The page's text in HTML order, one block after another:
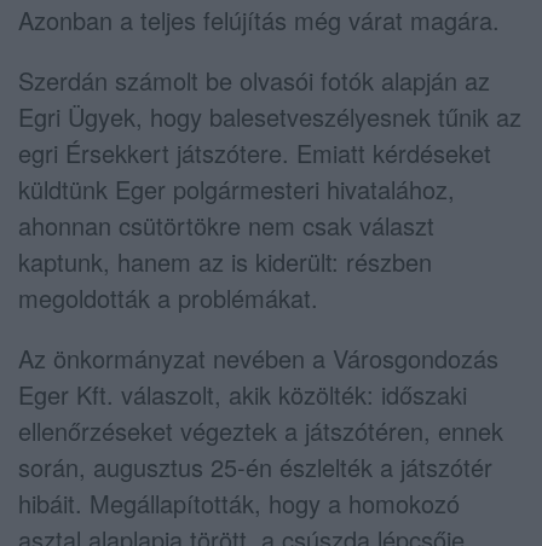
Azonban a teljes felújítás még várat magára.
Szerdán számolt be olvasói fotók alapján az
Egri Ügyek, hogy balesetveszélyesnek tűnik az
egri Érsekkert játszótere. Emiatt kérdéseket
küldtünk Eger polgármesteri hivatalához,
ahonnan csütörtökre nem csak választ
kaptunk, hanem az is kiderült: részben
megoldották a problémákat.
Az önkormányzat nevében a Városgondozás
Eger Kft. válaszolt, akik közölték: időszaki
ellenőrzéseket végeztek a játszótéren, ennek
során, augusztus 25-én észlelték a játszótér
hibáit. Megállapították, hogy a homokozó
asztal alaplapja törött, a csúszda lépcsője